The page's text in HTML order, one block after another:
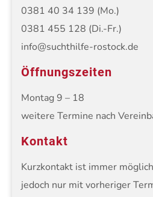
0381 40 34 139 (Mo.)
0381 455 128 (Di.-Fr.)
info@suchthilfe-rostock.de
Öffnungszeiten
Montag 9 – 18
weitere Termine nach
Kontakt
Kurzkontakt ist immer
jedoch nur mit vorheriger